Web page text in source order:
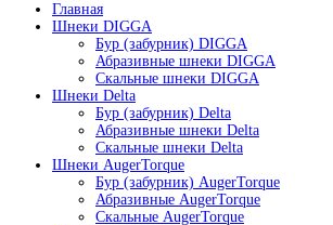
Главная
Шнеки DIGGA
Бур (забурник) DIGGA
Абразивные шнеки DIGGA
Скальные шнеки DIGGA
Шнеки Delta
Бур (забурник) Delta
Абразивные шнеки Delta
Скальные шнеки Delta
Шнеки AugerTorque
Бур (забурник) AugerTorque
Абразивные AugerTorque
Скальные AugerTorque